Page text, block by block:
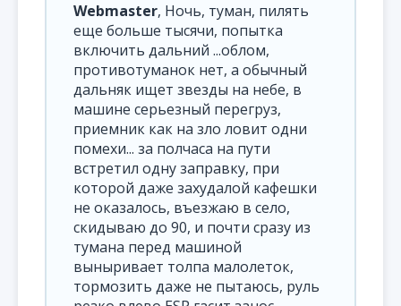
Webmaster, Ночь, туман, пилять
еще больше тысячи, попытка
включить дальний ...облом,
противотуманок нет, а обычный
дальняк ищет звезды на небе, в
машине серьезный перегруз,
приемник как на зло ловит одни
помехи... за полчаса на пути
встретил одну заправку, при
которой даже захудалой кафешки
не оказалось, въезжаю в село,
скидываю до 90, и почти сразу из
тумана перед машиной
выныривает толпа малолеток,
тормозить даже не пытаюсь, руль